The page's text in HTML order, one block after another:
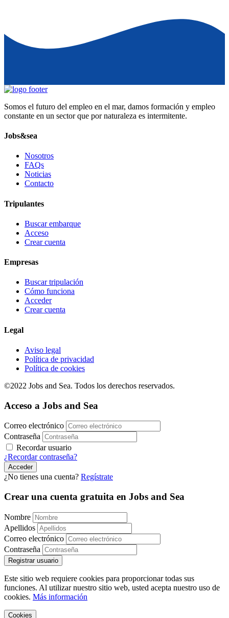
Somos el futuro del empleo en el mar, damos formación y empleo
constante en un sector que por naturaleza es intermitente.
Jobs&sea
Nosotros
FAQs
Noticias
Contacto
Tripulantes
Buscar embarque
Acceso
Crear cuenta
Empresas
Buscar tripulación
Cómo funciona
Acceder
Crear cuenta
Legal
Aviso legal
Política de privacidad
Política de cookies
©2022 Jobs and Sea. Todos los derechos reservados.
Acceso a Jobs and Sea
Correo electrónico
Contraseña
Recordar usuario
¿Recordar contraseña?
Acceder
¿No tienes una cuenta? Regístrate
Crear una cuenta gratuita en Jobs and Sea
Nombre
Apellidos
Correo electrónico
Contraseña
Registrar usuario
Este sitio web requiere cookies para proporcionar todas sus
funciones. Al utilizar nuestro sitio web, usted acepta nuestro uso de
cookies. Más información
Cookies